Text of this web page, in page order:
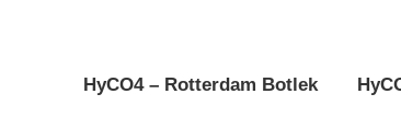
HyCO4 – Rotterdam Botlek